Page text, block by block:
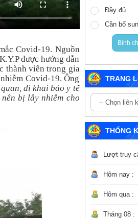
Covid-19. Nguồn
được hướng dẫn
thành viên trong gia
Covid-19. Ông
đi khai báo y tế
bị lây nhiễm cho
Đầy đủ
Cần bổ
Bình
TRANG
THỐNG
Lượt truy
Hôm nay :
Hôm qua :
Tháng 08 :